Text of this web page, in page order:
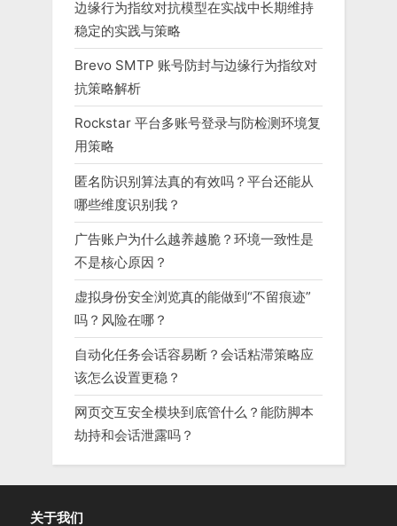
边缘行为指纹对抗模型在实战中长期维持
稳定的实践与策略
Brevo SMTP 账号防封与边缘行为指纹对
抗策略解析
Rockstar 平台多账号登录与防检测环境复
用策略
匿名防识别算法真的有效吗？平台还能从
哪些维度识别我？
广告账户为什么越养越脆？环境一致性是
不是核心原因？
虚拟身份安全浏览真的能做到“不留痕迹”
吗？风险在哪？
自动化任务会话容易断？会话粘滞策略应
该怎么设置更稳？
网页交互安全模块到底管什么？能防脚本
劫持和会话泄露吗？
关于我们